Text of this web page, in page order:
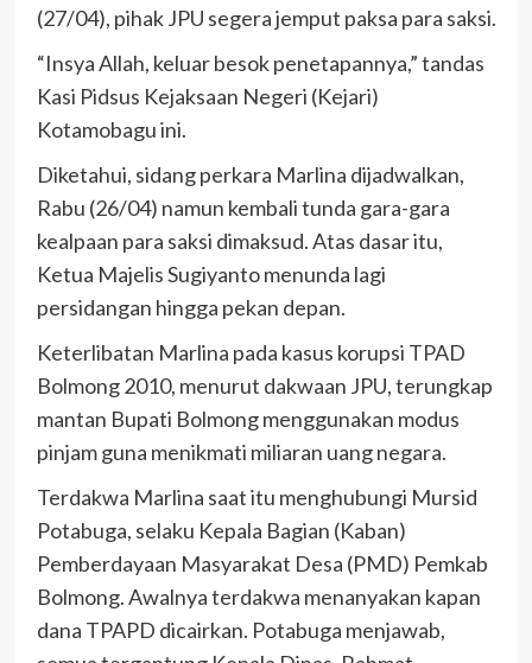
(27/04), pihak JPU segera jemput paksa para saksi.
“Insya Allah, keluar besok penetapannya,” tandas
Kasi Pidsus Kejaksaan Negeri (Kejari)
Kotamobagu ini.
Diketahui, sidang perkara Marlina dijadwalkan,
Rabu (26/04) namun kembali tunda gara-gara
kealpaan para saksi dimaksud. Atas dasar itu,
Ketua Majelis Sugiyanto menunda lagi
persidangan hingga pekan depan.
Keterlibatan Marlina pada kasus korupsi TPAD
Bolmong 2010, menurut dakwaan JPU, terungkap
mantan Bupati Bolmong menggunakan modus
pinjam guna menikmati miliaran uang negara.
Terdakwa Marlina saat itu menghubungi Mursid
Potabuga, selaku Kepala Bagian (Kaban)
Pemberdayaan Masyarakat Desa (PMD) Pemkab
Bolmong. Awalnya terdakwa menanyakan kapan
dana TPAPD dicairkan. Potabuga menjawab,